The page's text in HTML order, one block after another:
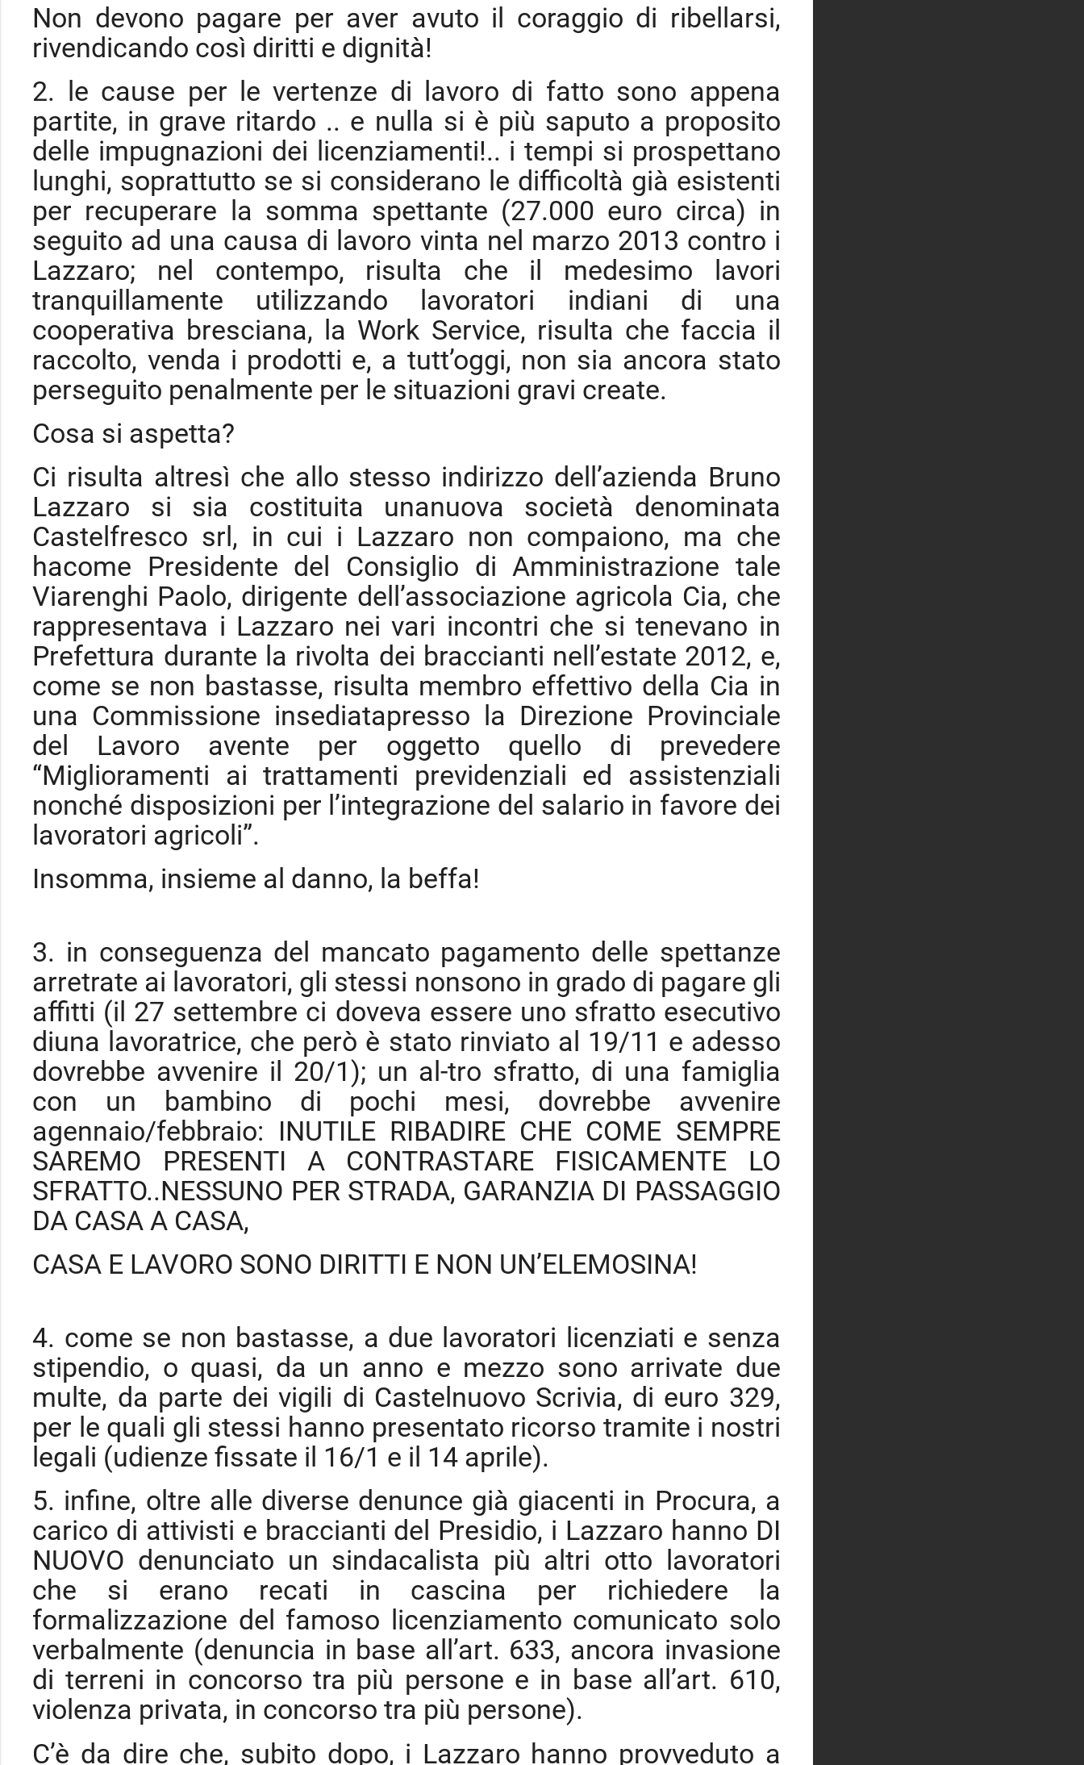
Non devono pagare per aver avuto il coraggio di ribellarsi,
rivendicando così diritti e dignità!
2. le cause per le vertenze di lavoro di fatto sono appena
partite, in grave ritardo .. e nulla si è più saputo a proposito
delle impugnazioni dei licenziamenti!.. i tempi si prospettano
lunghi, soprattutto se si considerano le difficoltà già esistenti
per recuperare la somma spettante (27.000 euro circa) in
seguito ad una causa di lavoro vinta nel marzo 2013 contro i
Lazzaro; nel contempo, risulta che il medesimo lavori
tranquillamente utilizzando lavoratori indiani di una
cooperativa bresciana, la Work Service, risulta che faccia il
raccolto, venda i prodotti e, a tutt’oggi, non sia ancora stato
perseguito penalmente per le situazioni gravi create.
Cosa si aspetta?
Ci risulta altresì che allo stesso indirizzo dell’azienda Bruno
Lazzaro si sia costituita unanuova società denominata
Castelfresco srl, in cui i Lazzaro non compaiono, ma che
hacome Presidente del Consiglio di Amministrazione tale
Viarenghi Paolo, dirigente dell’associazione agricola Cia, che
rappresentava i Lazzaro nei vari incontri che si tenevano in
Prefettura durante la rivolta dei braccianti nell’estate 2012, e,
come se non bastasse, risulta membro effettivo della Cia in
una Commissione insediatapresso la Direzione Provinciale
del Lavoro avente per oggetto quello di prevedere
“Miglioramenti ai trattamenti previdenziali ed assistenziali
nonché disposizioni per l’integrazione del salario in favore dei
lavoratori agricoli”.
Insomma, insieme al danno, la beffa!
3. in conseguenza del mancato pagamento delle spettanze
arretrate ai lavoratori, gli stessi nonsono in grado di pagare gli
affitti (il 27 settembre ci doveva essere uno sfratto esecutivo
diuna lavoratrice, che però è stato rinviato al 19/11 e adesso
dovrebbe avvenire il 20/1); un al-tro sfratto, di una famiglia
con un bambino di pochi mesi, dovrebbe avvenire
agennaio/febbraio: INUTILE RIBADIRE CHE COME SEMPRE
SAREMO PRESENTI A CONTRASTARE FISICAMENTE LO
SFRATTO..NESSUNO PER STRADA, GARANZIA DI PASSAGGIO
DA CASA A CASA,
CASA E LAVORO SONO DIRITTI E NON UN’ELEMOSINA!
4. come se non bastasse, a due lavoratori licenziati e senza
stipendio, o quasi, da un anno e mezzo sono arrivate due
multe, da parte dei vigili di Castelnuovo Scrivia, di euro 329,
per le quali gli stessi hanno presentato ricorso tramite i nostri
legali (udienze fissate il 16/1 e il 14 aprile).
5. infine, oltre alle diverse denunce già giacenti in Procura, a
carico di attivisti e braccianti del Presidio, i Lazzaro hanno DI
NUOVO denunciato un sindacalista più altri otto lavoratori
che si erano recati in cascina per richiedere la
formalizzazione del famoso licenziamento comunicato solo
verbalmente (denuncia in base all’art. 633, ancora invasione
di terreni in concorso tra più persone e in base all’art. 610,
violenza privata, in concorso tra più persone).
C’è da dire che, subito dopo, i Lazzaro hanno provveduto a